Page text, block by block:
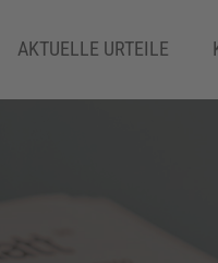
AKTUELLE URTEILE